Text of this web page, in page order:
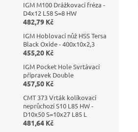
IGM M100 Drážkovací fréza -
D4x12 L58 S=8 HW
482,79 Kč
IGM Hoblovací nůž HSS Tersa
Black Oxide - 400x10x2,3
455,20 Kč
IGM Pocket Hole Svrtávací
přípravek Double
457,50 Kč
CMT 373 Vrták kolíkovací
neprůchozí S10 L85 HW -
D10x50 S=10x27 L85 L
481,64 Kč